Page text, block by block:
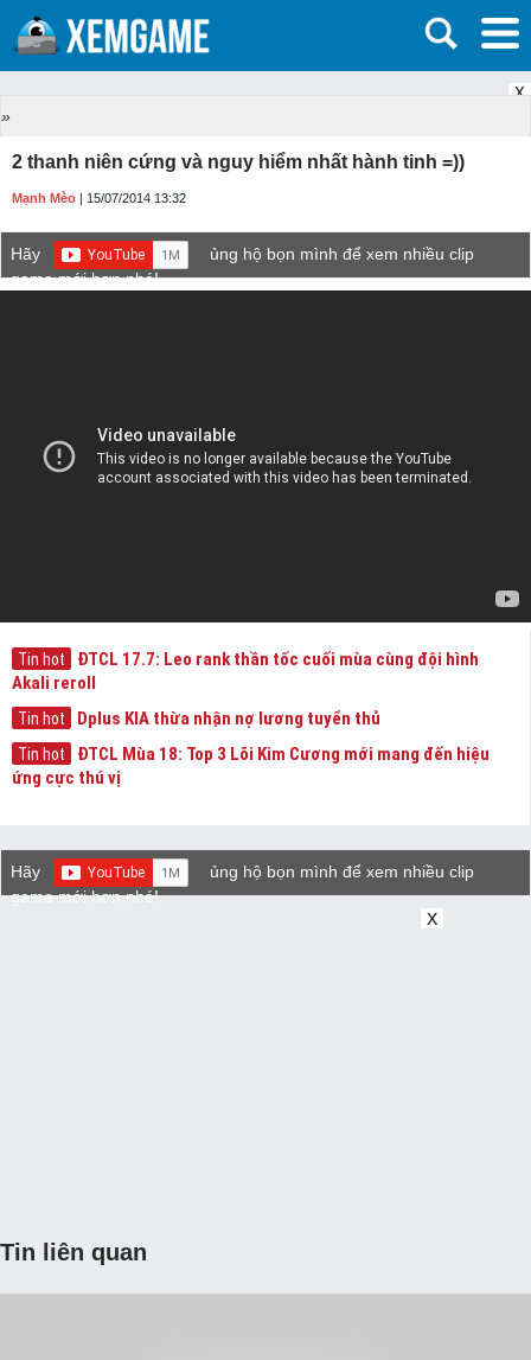
X
»
2 thanh niên cứng và nguy hiểm nhất hành tinh =))
Mạnh Mèo | 15/07/2014 13:32
Hãy
ủng hộ bọn mình để xem nhiều clip
game mới hơn nhé!
Tin hot
ĐTCL 17.7: Leo rank thần tốc cuối mùa cùng đội hình
Akali reroll
Tin hot Dplus KIA thừa nhận nợ lương tuyển thủ
Tin hot
ĐTCL Mùa 18: Top 3 Lõi Kim Cương mới mang đến hiệu
ứng cực thú vị
Hãy
ủng hộ bọn mình để xem nhiều clip
game mới hơn nhé!
X
Tin liên quan